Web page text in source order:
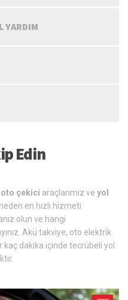
YARDIM
Edin
oto çekici araçlarımız ve yol
en hızlı hizmeti
olun ve hangi
Akü takviye, oto elektrik
kaç dakika içinde tecrübeli yol